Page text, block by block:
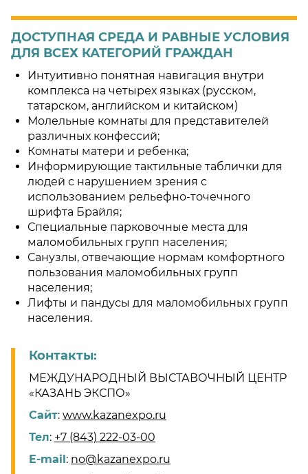
ДОСТУПНАЯ СРЕДА И РАВНЫЕ УСЛОВИЯ
ДЛЯ ВСЕХ КАТЕГОРИЙ ГРАЖДАН
Интуитивно понятная навигация внутри
комплекса на четырех языках (русском,
татарском, английском и китайском)
Молельные комнаты для представителей
различных конфессий;
Комнаты матери и ребенка;
Информирующие тактильные таблички для
людей с нарушением зрения с
использованием рельефно-точечного
шрифта Брайля;
Специальные парковочные места для
маломобильных групп населения;
Санузлы, отвечающие нормам комфортного
пользования маломобильных групп
населения;
Лифты и пандусы для маломобильных групп
населения.
Контакты:
МЕЖДУНАРОДНЫЙ ВЫСТАВОЧНЫЙ ЦЕНТР
«КАЗАНЬ ЭКСПО»
Сайт: www.kazanexpo.ru
Тел: +7 (843) 222-03-00
E-mail: no@kazanexpo.ru